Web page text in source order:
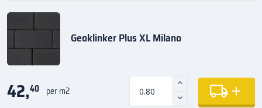
Geoklinker Plus XL Milano
42,40 per m2